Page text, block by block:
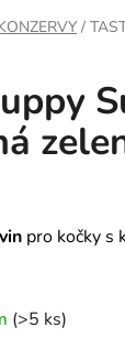
Í
/
pro kočky s
(>5 ks)